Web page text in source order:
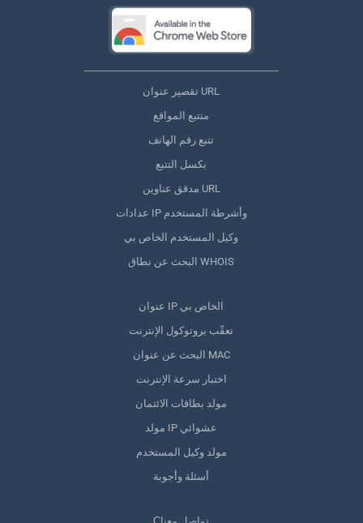
تقصير عنوان URL
متتبع المواقع
تتبع رقم الهاتف
بكسل التتبع
مدقق عناوين URL
عدادات IP وأشرطة المستخدم
وكيل المستخدم الخاص بي
البحث عن نطاق WHOIS
عنوان IP الخاص بي
تعقّب بروتوكول الإنترنت
البحث عن عنوان MAC
اختبار سرعة الإنترنت
مولد بطاقات الائتمان
مولد IP عشوائي
مولد وكيل المستخدم
أسئلة وأجوبة